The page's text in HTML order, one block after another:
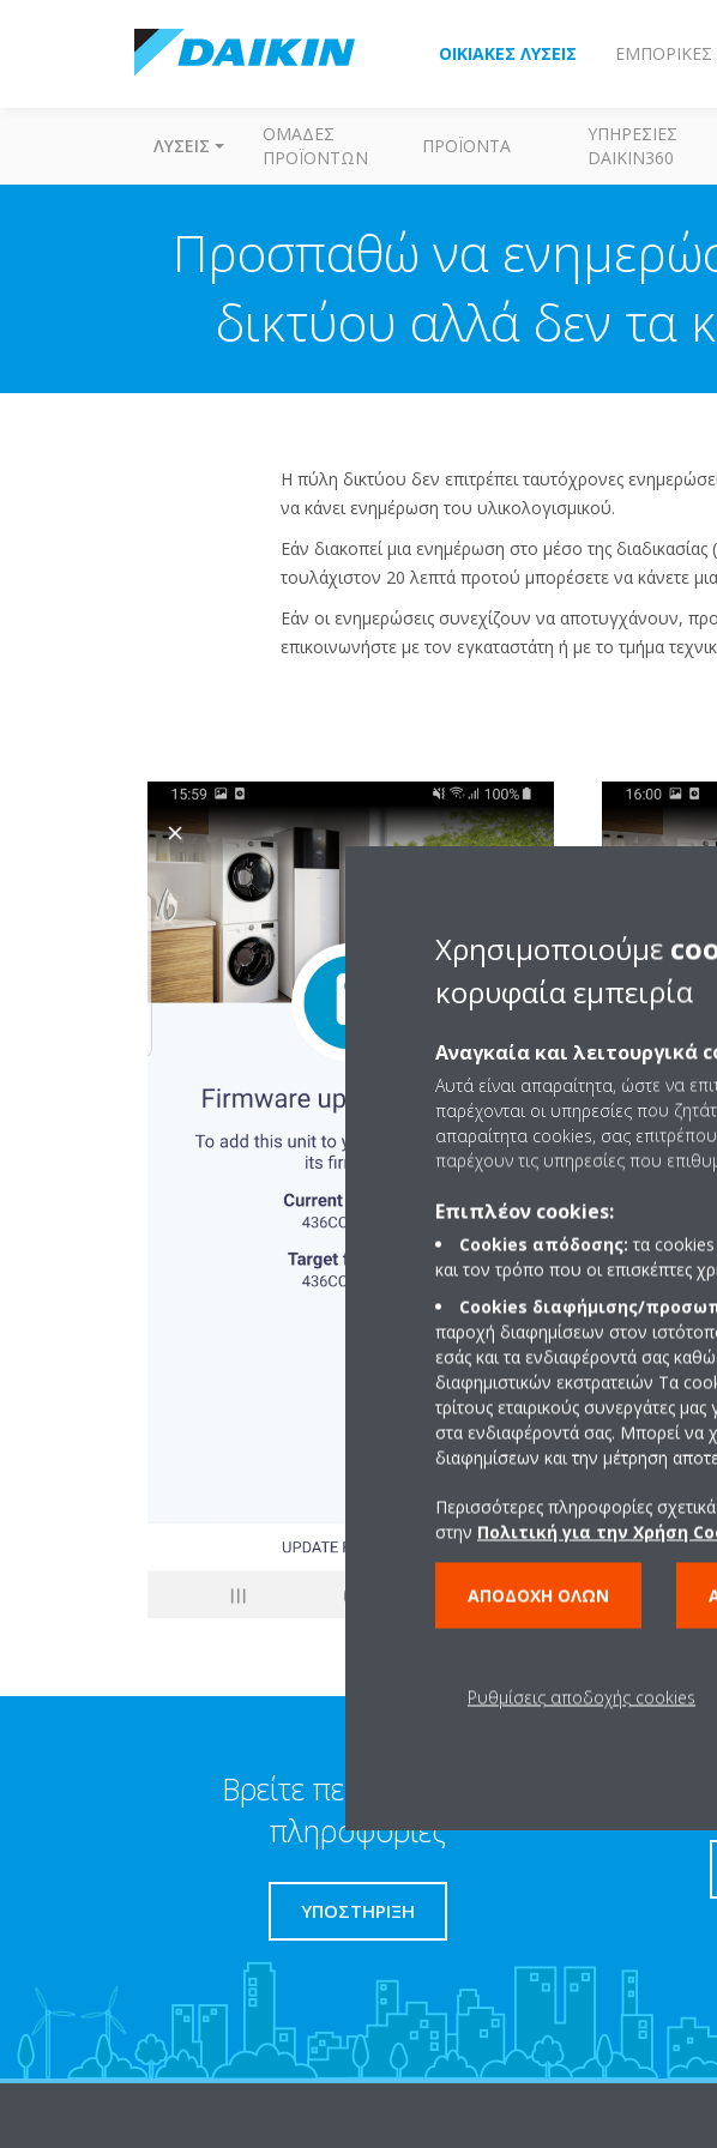
ΟΙΚΙΑΚΈΣ ΛΎΣΕΙΣ ΕΜΠΟΡΙΚΈΣ
ΛΎΣΕΙΣ
ΟΜΆΔΕΣ
ΠΡΟΪΌΝΤΩΝ
ΠΡΟΪΌΝΤΑ
ΥΠΗΡΕΣΊΕΣ
DAIKIN360
Προσπαθώ να
δικτύου αλλά δεν τα
Η πύλη δικτύου δεν επιτρέπει ταυτόχρονες
να κάνει ενημέρωση του υλικολογισμικού.
Εάν διακοπεί μια ενημέρωση στο μέσο της
τουλάχιστον 20 λεπτά προτού μπορέσετε να κάνετε
Εάν οι ενημερώσεις συνεχίζουν να αποτυγχάνουν,
επικοινωνήστε με τον εγκαταστάτη ή με το τμήμα
Βρείτε περισσότερες
πληροφορίες
ΥΠΟΣΤΗΡΙΞΗ
Χρησιμοποιούμε
κορυφαία εμπειρία
Αναγκαία και λειτουργικά
Αυτά είναι απαραίτητα, ώστε να
παρέχονται οι υπηρεσίες που
απαραίτητα cookies, σας
παρέχουν τις υπηρεσίες που
Επιπλέον cookies:
Cookies απόδοσης: τα
και τον τρόπο που οι επισκέπτες
Cookies διαφήμισης/
παροχή διαφημίσεων στον
εσάς και τα ενδιαφέροντά σας
διαφημιστικών εκστρατειών Τα
τρίτους εταιρικούς συνεργάτες
στα ενδιαφέροντά σας. Μπορεί
διαφημίσεων και την μέτρηση
Περισσότερες πληροφορίες
στην Πολιτική για την Χρήση
ΑΠΟΔΟΧΉ ΌΛΩΝ
Ρυθμίσεις αποδοχής cookies